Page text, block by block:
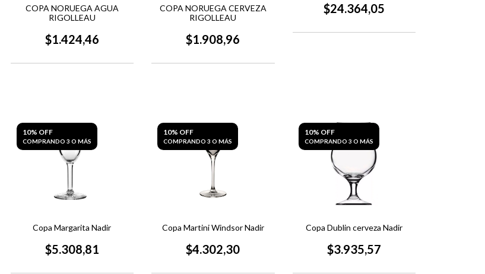
COPA NORUEGA AGUA
RIGOLLEAU
$1.424,46
COPA NORUEGA CERVEZA
RIGOLLEAU
$1.908,96
$24.364,05
10% OFF
COMPRANDO 3 O MÁS
Copa Margarita Nadir
$5.308,81
10% OFF
COMPRANDO 3 O MÁS
Copa Martini Windsor Nadir
$4.302,30
10% OFF
COMPRANDO 3 O MÁS
Copa Dublin cerveza Nadir
$3.935,57